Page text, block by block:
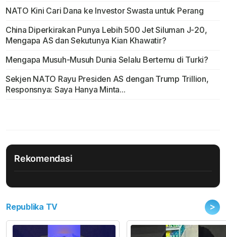
NATO Kini Cari Dana ke Investor Swasta untuk Perang
China Diperkirakan Punya Lebih 500 Jet Siluman J-20,
Mengapa AS dan Sekutunya Kian Khawatir?
Mengapa Musuh-Musuh Dunia Selalu Bertemu di Turki?
Sekjen NATO Rayu Presiden AS dengan Trump Trillion,
Responsnya: Saya Hanya Minta...
Rekomendasi
Republika TV >